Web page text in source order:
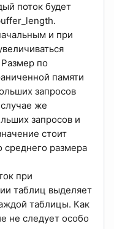
поток будет
и при
по
памяти
запросов
же
запросов и
стоит
среднего размера
при
таблиц выделяет
таблицы. Как
не следует особо